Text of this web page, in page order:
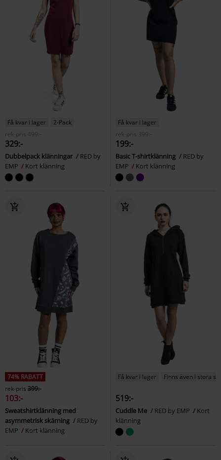
Få kvar i lager
2-Pack
rek-pris
499:-
329:-
Dubbelpack klänningar
RED by
EMP
Kort klänning
Få kvar i lager
rek-pris
399:-
199:-
Basic T-shirtklänning
RED by
EMP
Kort klänning
74% RABATT
rek-pris 399:-
103:-
Sweatshirtklänning med
asymmetrisk skärning
RED by
EMP
Kort klänning
Få kvar i lager Finns även i stora
519:-
Cuddle Me RED by EMP
Kort
klänning